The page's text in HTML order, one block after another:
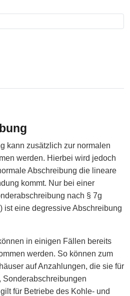
kann zusätzlich zur normalen
werden. Hierbei wird jedoch
Abschreibung die lineare
kommt. Nur bei einer
nach § 7g
ist eine degressive Abschreibung
in einigen Fällen bereits
werden. So können zum
auf Anzahlungen, die sie für
für Betriebe des Kohle- und